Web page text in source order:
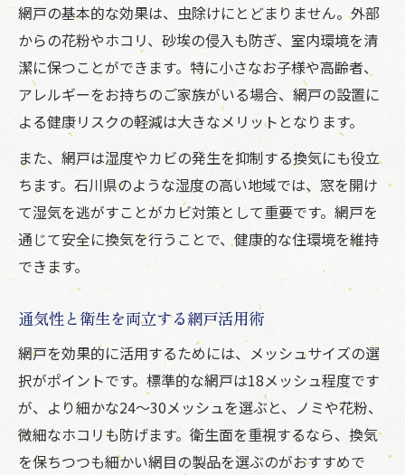
多用途で活躍する網戸の実用性
玄関・浴室にも最適な網戸の効果的利用
花粉やホコリから守る網戸の実力
網戸で花粉やホコリの侵入を防ぐ方法
アレルギー対策におすすめの網戸
細かい粒子も防げる網戸の選び方
家族の健康を守る網戸の役立ち方
清潔な空間作りに必須の網戸の特徴
メッシュ数と通気性のバランスとは
網戸のメッシュ数で選ぶ快適な通気性
通気と防虫を両立するメッシュの選び方
網戸の効果を高めるメッシュ数の違い
理想の網戸を見つけるためのメッシュ比較
細かいメッシュでも損なわない通気性
網戸の基本的な効果は、虫除けにとどまりません。外部
からの花粉やホコリ、砂埃の侵入も防ぎ、室内環境を清
潔に保つことができます。特に小さなお子様や高齢者、
アレルギーをお持ちのご家族がいる場合、網戸の設置に
よる健康リスクの軽減は大きなメリットとなります。
また、網戸は湿度やカビの発生を抑制する換気にも役立
ちます。石川県のような湿度の高い地域では、窓を開け
て湿気を逃がすことがカビ対策として重要です。網戸を
通じて安全に換気を行うことで、健康的な住環境を維持
できます。
通気性と衛生を両立する網戸活用術
網戸を効果的に活用するためには、メッシュサイズの選
択がポイントです。標準的な網戸は18メッシュ程度です
が、より細かな24～30メッシュを選ぶと、ノミや花粉、
微細なホコリも防げます。衛生面を重視するなら、換気
を保ちつつも細かい網目の製品を選ぶのがおすすめで